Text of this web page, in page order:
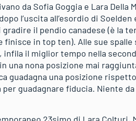
da Sofia Goggia e Lara Della
l’uscita all’esordio di Soelden
il pendio canadese (è la
in top ten). Alle sue spalle
infila il miglior tempo nella
una nona posizione mai
guadagna una posizione
guadagnare fiducia. Niente